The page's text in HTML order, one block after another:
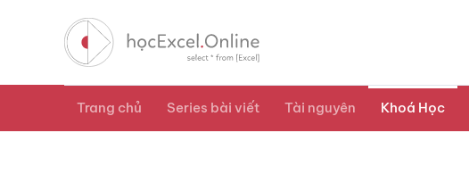
Trang chủ Series bài viết Tài nguyên Khoá Học